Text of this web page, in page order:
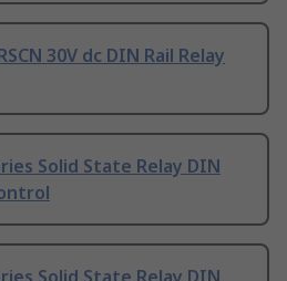
30V dc DIN Rail Relay
Solid State Relay DIN